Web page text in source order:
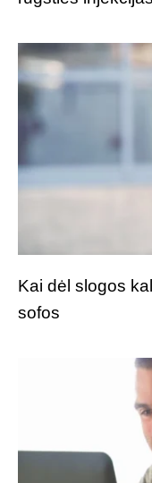
Kai dėl slogos
sofos